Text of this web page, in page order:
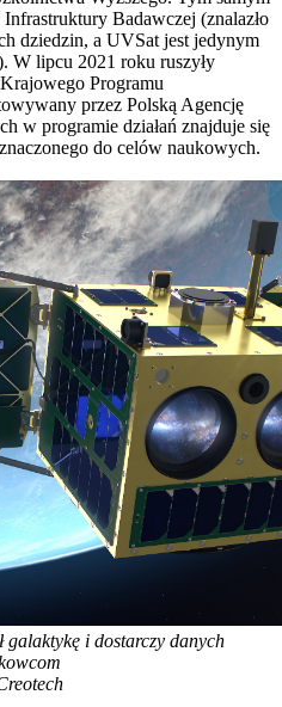
Infrastruktury Badawczej (znalazło
dziedzin, a UVSat jest jedynym
W lipcu 2021 roku ruszyły
Programu
przez Polską Agencję
w programie działań znajduje się
do celów naukowych.
galaktykę i dostarczy danych